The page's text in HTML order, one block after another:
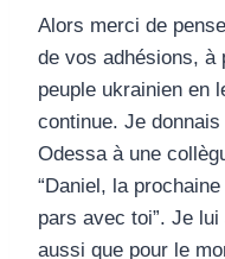
Alors merci de
de vos adhésions, à
peuple ukrainien en
continue. Je
Odessa à une
“Daniel, la
pars avec toi”. Je
aussi que pour le